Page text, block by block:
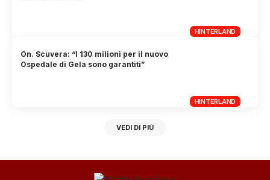
HINTERLAND
HINTERLAND
On. Scuvera: “I 130 milioni per il nuovo
Ospedale di Gela sono garantiti”
VEDI DI PIÙ